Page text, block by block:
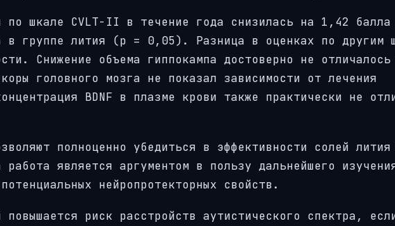
по шкале CVLT-II в течение года снизилась на 1,42 балла
в группе лития (p = 0,05). Разница в оценках по другим
Снижение объема гиппокампа достоверно не отличалось
головного мозга не показал зависимости от лечения
BDNF в плазме крови также практически не
полноценно убедиться в эффективности солей лития
является аргументом в пользу дальнейшего
нейропротекторных свойств.
риск расстройств аутистического спектра,